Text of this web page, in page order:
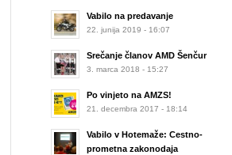
Vabilo na predavanje
22. junija 2019 - 16:07
Srečanje članov AMD Šenčur
3. marca 2018 - 15:27
Po vinjeto na AMZS!
21. decembra 2017 - 18:14
Vabilo v Hotemaže: Cestno-
prometna zakonodaja